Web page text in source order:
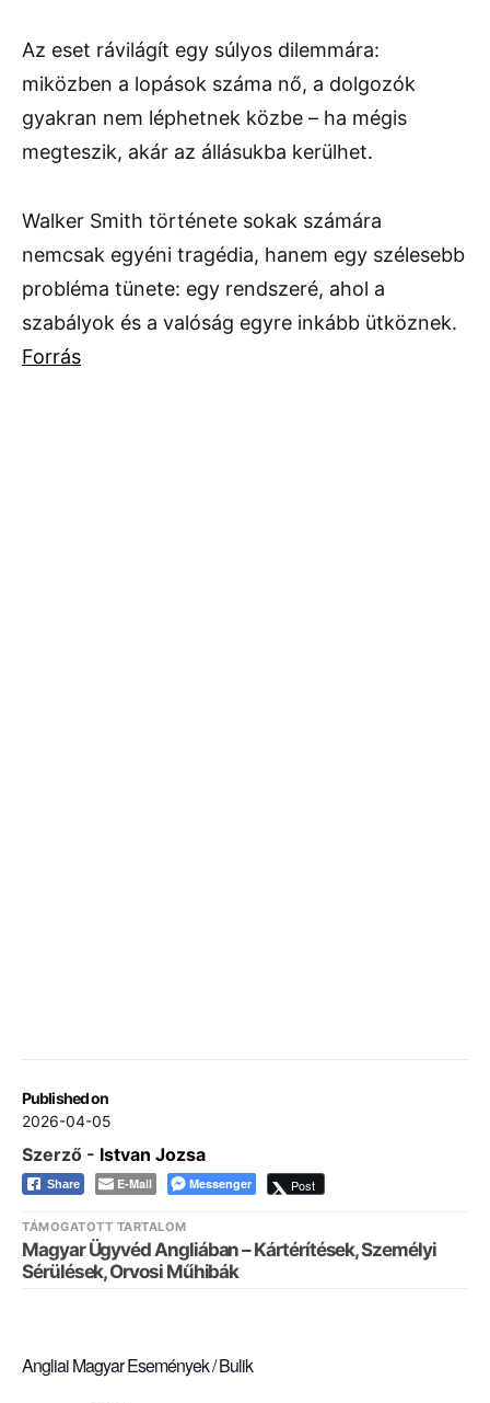
Published on
2026-04-05
Az eset rávilágít egy súlyos dilemmára:
miközben a lopások száma nő, a dolgozók
gyakran nem léphetnek közbe – ha mégis
megteszik, akár az állásukba kerülhet.
Walker Smith története sokak számára
nemcsak egyéni tragédia, hanem egy szélesebb
probléma tünete: egy rendszeré, ahol a
szabályok és a valóság egyre inkább ütköznek.
Forrás
Szerző - Istvan Jozsa
Share E-Mail Messenger Post
TÁMOGATOTT TARTALOM
Magyar Ügyvéd Angliában – Kártérítések, Személyi
Sérülések, Orvosi Műhibák
Angliai Magyar Események / Bulik